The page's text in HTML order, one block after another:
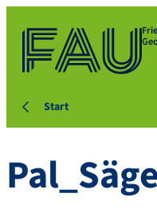
Start